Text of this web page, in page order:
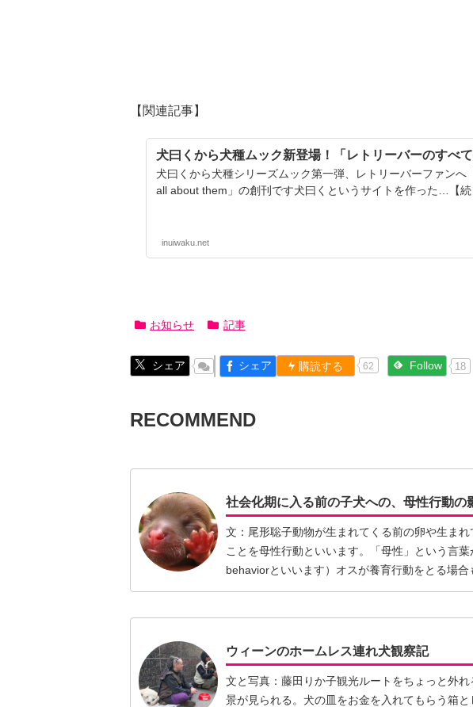
【関連記事】
犬曰くから犬種ムック新登場！「レトリーバーのすべて
犬曰くから犬種シリーズムック第一弾、レトリーバーファンへ
all about them」の創刊です犬曰くというサイトを作った…【続
inuiwaku.net
お知らせ 記事
シェア シェア 購読する 62 Follow 18
RECOMMEND
社会化期に入る前の子犬への、母性行動の
文：尾形聡子動物が生まれてくる前の卵や生ま
ことを母性行動といいます。「母性」という言
behaviorといいます）オスが養育行動をとる場
む】
ウィーンのホームレス連れ犬観察記
文と写真：藤田りか子観光ルートをちょっと外
景が見られる。犬の皿をお金を入れてもらう箱と